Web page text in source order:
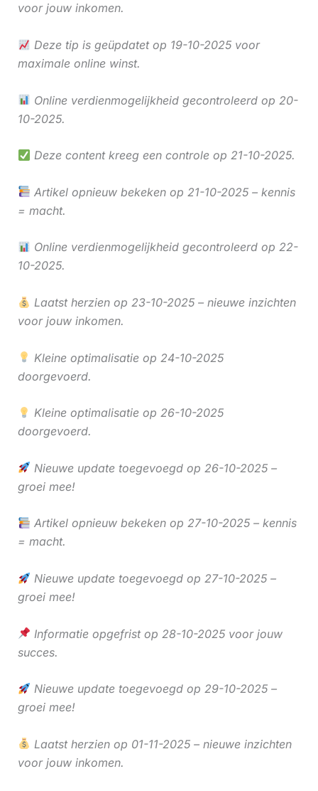
voor jouw inkomen.
Deze tip is geüpdatet op 19-10-2025 voor
maximale online winst.
Online verdienmogelijkheid gecontroleerd op 20-
10-2025.
Deze content kreeg een controle op 21-10-2025.
Artikel opnieuw bekeken op 21-10-2025 – kennis
= macht.
Online verdienmogelijkheid gecontroleerd op 22-
10-2025.
Laatst herzien op 23-10-2025 – nieuwe inzichten
voor jouw inkomen.
Kleine optimalisatie op 24-10-2025
doorgevoerd.
Kleine optimalisatie op 26-10-2025
doorgevoerd.
Nieuwe update toegevoegd op 26-10-2025 –
groei mee!
Artikel opnieuw bekeken op 27-10-2025 – kennis
= macht.
Nieuwe update toegevoegd op 27-10-2025 –
groei mee!
Informatie opgefrist op 28-10-2025 voor jouw
succes.
Nieuwe update toegevoegd op 29-10-2025 –
groei mee!
Laatst herzien op 01-11-2025 – nieuwe inzichten
voor jouw inkomen.